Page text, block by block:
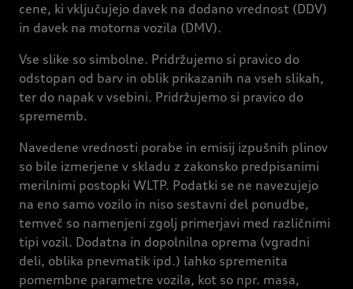
cene, ki vključujejo davek na dodano vrednost (DDV)
in davek na motorna vozila (DMV).
Vse slike so simbolne. Pridržujemo si pravico do
odstopan od barv in oblik prikazanih na vseh slikah,
ter do napak v vsebini. Pridržujemo si pravico do
sprememb.
Navedene vrednosti porabe in emisij izpušnih plinov
so bile izmerjene v skladu z zakonsko predpisanimi
merilnimi postopki WLTP. Podatki se ne navezujejo
na eno samo vozilo in niso sestavni del ponudbe,
temveč so namenjeni zgolj primerjavi med različnimi
tipi vozil. Dodatna in dopolnilna oprema (vgradni
deli, oblika pnevmatik ipd.) lahko spremenita
pomembne parametre vozila, kot so npr. masa,